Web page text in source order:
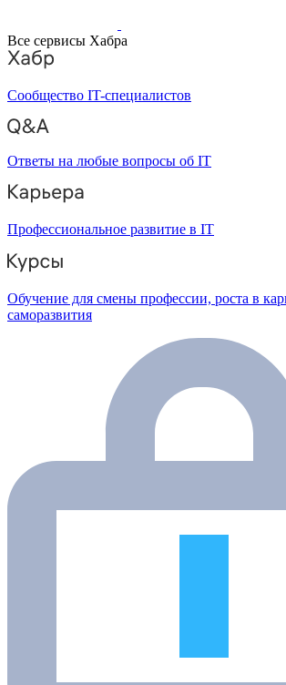
Все сервисы Хабра
Сообщество IT-специалистов
Ответы на любые вопросы об IT
Профессиональное развитие в IT
Обучение для смены профессии, роста в
саморазвития